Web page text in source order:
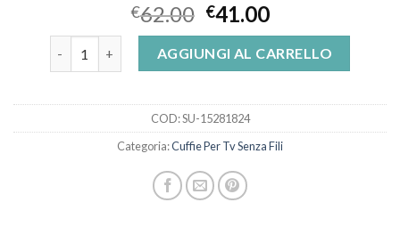
€62.00 €41.00
cuffie per tv senza fili quantitàAGGIUNGI AL CARRELLO
COD:SU-15281824
Categoria:Cuffie Per Tv Senza Fili